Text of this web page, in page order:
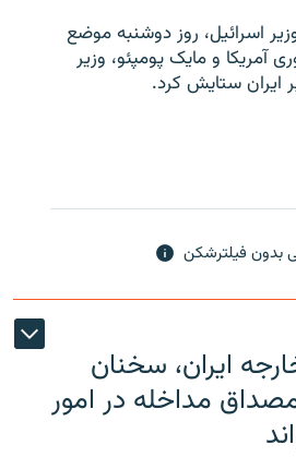
اسرائیل، روز دوشنبه موضع
آمریکا و مایک پومپئو، وزیر
ایران ستایش کرد.
بدون فیلترشکن
ایران، سخنان
مداخله در امور